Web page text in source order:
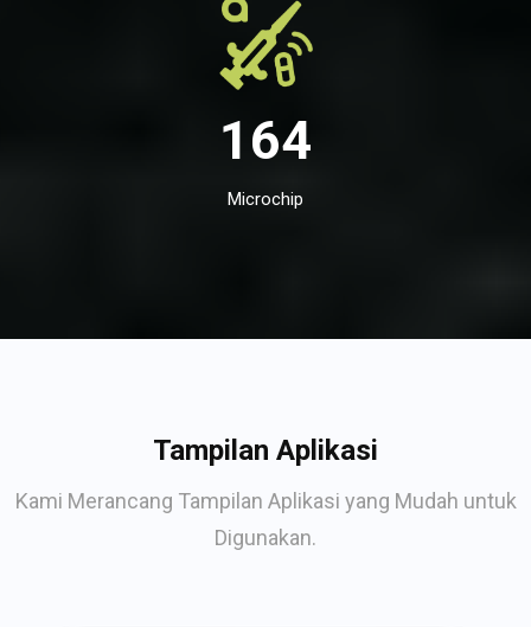
164
Microchip
Tampilan Aplikasi
Kami Merancang Tampilan Aplikasi yang Mudah untuk
Digunakan.